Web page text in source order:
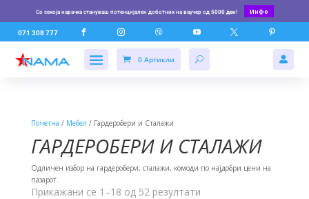
Со секоја нарачка стануваш потенцијален доботник на ваучер од 5000 ден! Инфо
071 308 777      
0 Артикли 
Почетна / Мебел / Гардеробери и Сталажи
ГАРДЕРОБЕРИ И СТАЛАЖИ
Одличен избор на гардеробери, сталажи, комоди по најдобри цени на
пазарот.
Прикажани се 1–18 од 52 резултати